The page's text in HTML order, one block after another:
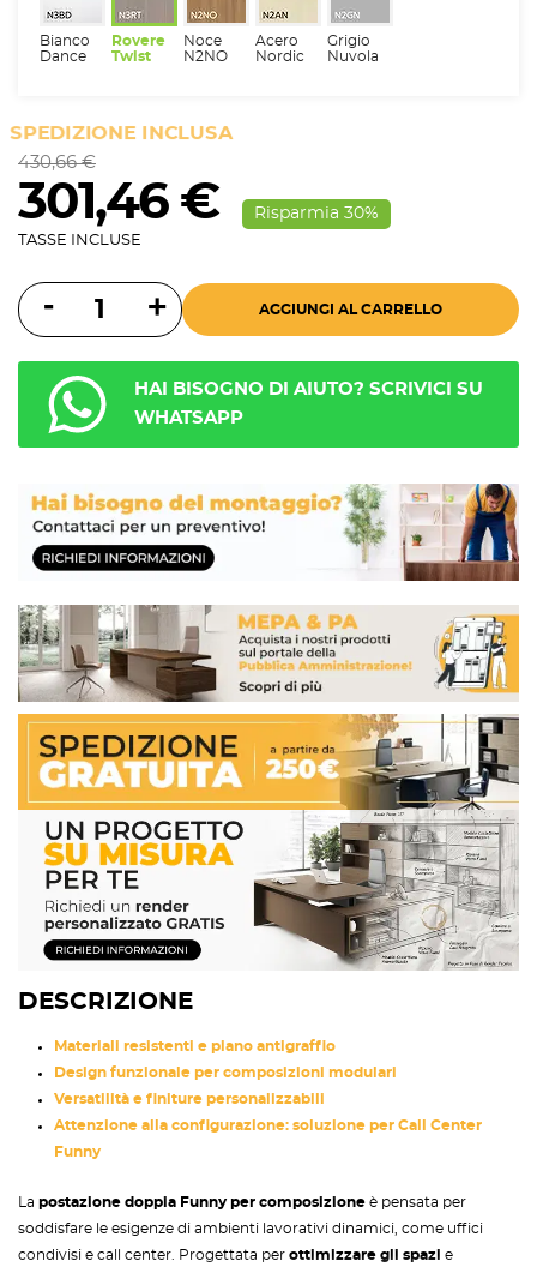
DESCRIZIONE
Materiali resistenti e piano antigraffio
Design funzionale per composizioni modulari
Versatilità e finiture personalizzabili
Attenzione alla configurazione: soluzione per Call Center
Funny
La postazione doppia Funny per composizione è pensata per
soddisfare le esigenze di ambienti lavorativi dinamici, come uffici
condivisi e call center. Progettata per ottimizzare gli spazi e
Bianco
Dance
Rovere
Twist
Noce
N2NO
Acero
Nordic
Grigio
Nuvola
SPEDIZIONE INCLUSA
430,66 €
301,46 € Risparmia 30%
TASSE INCLUSE
AGGIUNGI AL CARRELLO
HAI BISOGNO DI AIUTO? SCRIVICI SU
WHATSAPP